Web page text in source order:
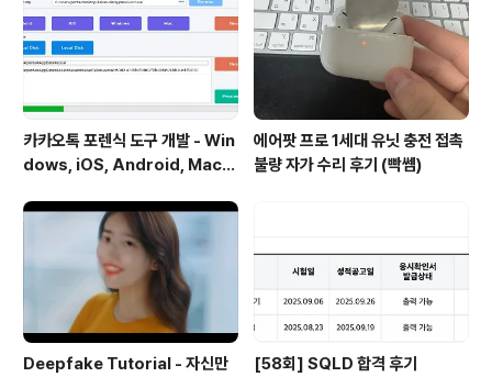
카카오톡 포렌식 도구 개발 - Win
dows, iOS, Android, Mac
에어팟 프로 1세대 유닛 충전 접촉
불량 자가 수리 후기 (빡쎔)
Deepfake Tutorial - 자신만
[58회] SQLD 합격 후기